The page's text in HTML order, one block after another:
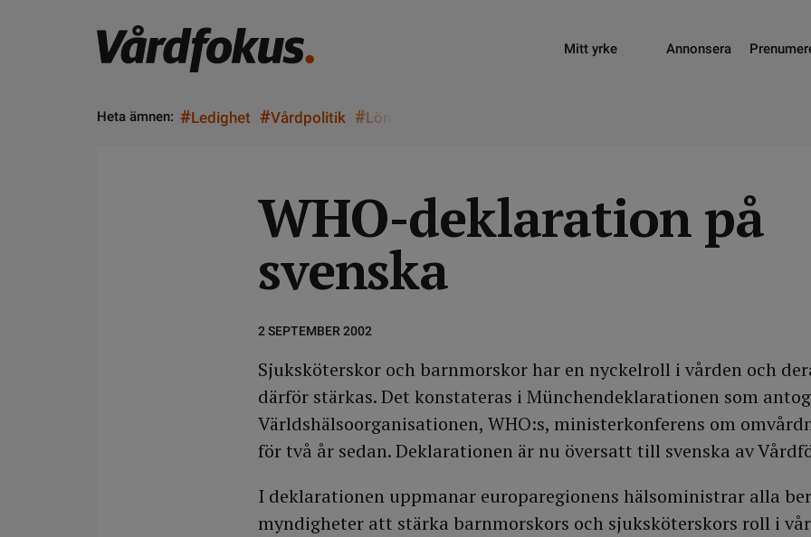
Mitt yrke Annonsera
Heta ämnen: #Ledighet #Vårdpolitik #Lön
WHO-deklaration på
svenska
2 SEPTEMBER 2002
Sjuksköterskor och barnmorskor har en nyckelroll i vården och
därför stärkas. Det konstateras i Münchendeklarationen som
Världshälsoorganisationen, WHO:s, ministerkonferens om
för två år sedan. Deklarationen är nu översatt till svenska av
I deklarationen uppmanar europaregionens hälsoministrar alla
myndigheter att stärka barnmorskors och sjuksköterskors roll i